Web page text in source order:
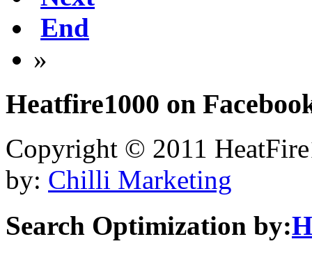
End
»
Heatfire1000 on
Copyright © 2011
by: Chilli Marketing
Search Optimization by: